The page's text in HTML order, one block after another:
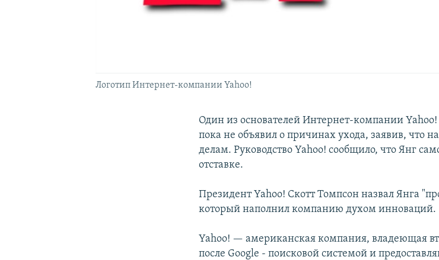
Логотип Интернет-компании Yahoo!
Один из основателей Интернет-компании
пока не объявил о причинах ухода, заявив, что
делам. Руководство Yahoo! cообщило, что Янг
отставке.
Президент Yahoo! Скотт Томпсон назвал Янга
который наполнил компанию духом инноваций.
Yahoo! — американская компания, владеющая
после Google - поисковой системой и